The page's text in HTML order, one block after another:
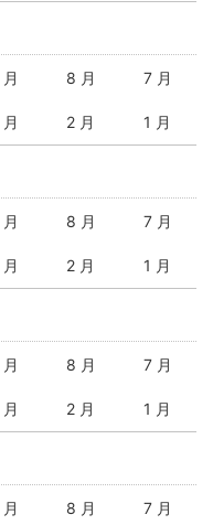
8 月 7 月
2 月 1 月
8 月 7 月
2 月 1 月
8 月 7 月
2 月 1 月
8 月 7 月